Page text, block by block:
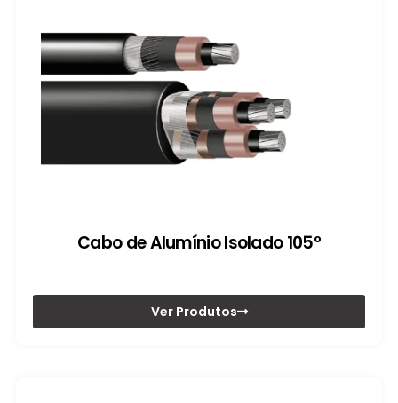
Cabo de Alumínio Isolado 105º
Ver Produtos